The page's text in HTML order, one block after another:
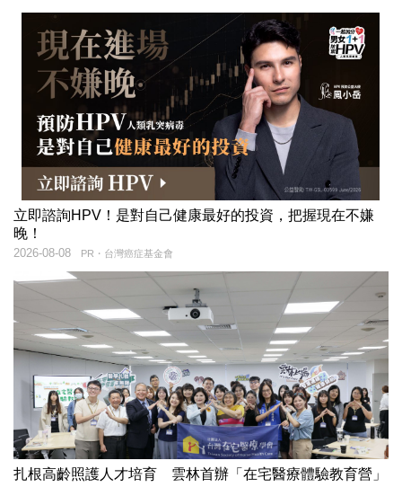
立即諮詢HPV！是對自己健康最好的投資，把握現在不嫌
晚！
PR・台灣癌症基金會
2026-08-08
扎根高齡照護人才培育 雲林首辦「在宅醫療體驗教育營」